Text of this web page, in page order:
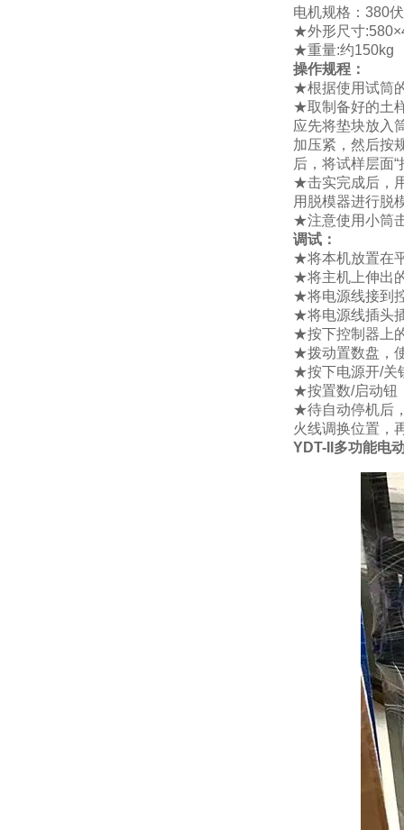
电机规格： 380
★外形尺寸
★重量:约150kg
操作规程：
★根据使用试筒
★取制备好的土
应先将垫块放入
加压紧，然后按
后，将试样层面
★击实完成后，
用脱模器进行脱
★注意使用小筒
调试：
★将本机放置在
★将主机上伸出
★将电源线接到
★将电源线插头
★按下控制器上
★拨动置数盘，
★按下电源开/关
★按置数/启动钮
★待自动停机后
火线调换位置，
YDT-II多功能电